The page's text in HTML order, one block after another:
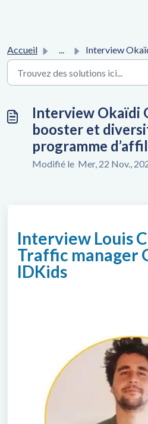
Accueil ... Interview Okaïdi Obaïbi | Relancer, booster
Interview Okaïdi
booster et
programme
Modifié le Mer, 22 Nov.,
Interview Louis
Traffic manager
IDKids